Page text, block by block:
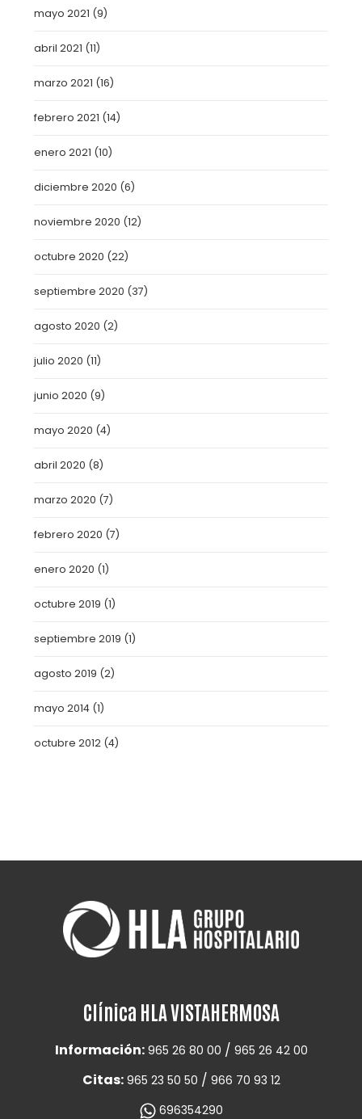
mayo 2021 (9)
abril 2021 (11)
marzo 2021 (16)
febrero 2021 (14)
enero 2021 (10)
diciembre 2020 (6)
noviembre 2020 (12)
octubre 2020 (22)
septiembre 2020 (37)
agosto 2020 (2)
julio 2020 (11)
junio 2020 (9)
mayo 2020 (4)
abril 2020 (8)
marzo 2020 (7)
febrero 2020 (7)
enero 2020 (1)
octubre 2019 (1)
septiembre 2019 (1)
agosto 2019 (2)
mayo 2014 (1)
octubre 2012 (4)
Clínica HLA VISTAHERMOSA
Información: 965 26 80 00 / 965 26 42 00
Citas: 965 23 50 50 / 966 70 93 12
696354290